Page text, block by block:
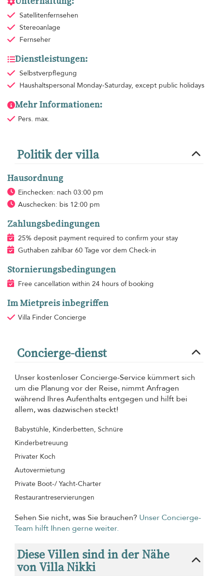
Satellitenfernsehen
Stereoanlage
Fernseher
Dienstleistungen:
Selbstverpflegung
Haushaltspersonal Monday-Saturday, except public holidays
Mehr Informationen:
Pers. max.
Politik der villa
Hausordnung
Einchecken: nach 03:00 pm
Auschecken: bis 12:00 pm
Zahlungsbedingungen
25% deposit payment required to confirm your stay
Guthaben zahlbar 60 Tage vor dem Check-in
Stornierungsbedingungen
Free cancellation within 24 hours of booking
Im Mietpreis inbegriffen
Villa Finder Concierge
Concierge-dienst
Unser kostenloser Concierge-Service kümmert sich
um die Planung vor der Reise, nimmt Anfragen
während Ihres Aufenthalts entgegen und hilft bei
allem, was dazwischen steckt!
Babystühle, Kinderbetten, Schnüre
Kinderbetreuung
Privater Koch
Autovermietung
Private Boot-/ Yacht-Charter
Restaurantreservierungen
Sehen Sie nicht, was Sie brauchen? Unser Concierge-
Team hilft Ihnen gerne weiter.
Diese Villen sind in der Nähe
von Villa Nikki